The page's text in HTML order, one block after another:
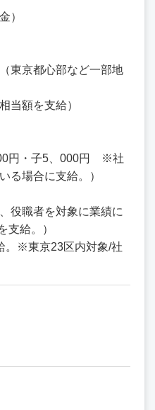
）
東京都心部など一部地
当額を支給）
円・子5、000円 ※社
る場合に支給。）
役職者を対象に業績に
支給。）
。※東京23区内対象/社